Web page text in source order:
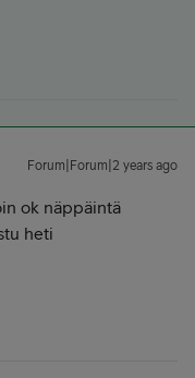
Forum|Forum|2 years ago
ok näppäintä
heti